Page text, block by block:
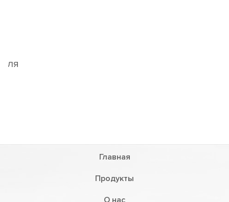
Беспроводное зарядное устройство для
Главная
Продукты
О нас